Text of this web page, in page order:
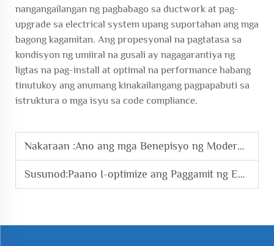
nangangailangan ng pagbabago sa ductwork at pag-
upgrade sa electrical system upang suportahan ang mga
bagong kagamitan. Ang propesyonal na pagtatasa sa
kondisyon ng umiiral na gusali ay nagagarantiya ng
ligtas na pag-install at optimal na performance habang
tinutukoy ang anumang kinakailangang pagpapabuti sa
istruktura o mga isyu sa code compliance.
Nakaraan :Ano ang mga Benepisyo ng Modernong Mga Sistema ng Kagamitan para sa Paggamot ng Tubig-bombol?
Susunod:Paano I-optimize ang Paggamit ng Enerhiya sa mga Sistema ng Roots Blower Vacuum Pump?